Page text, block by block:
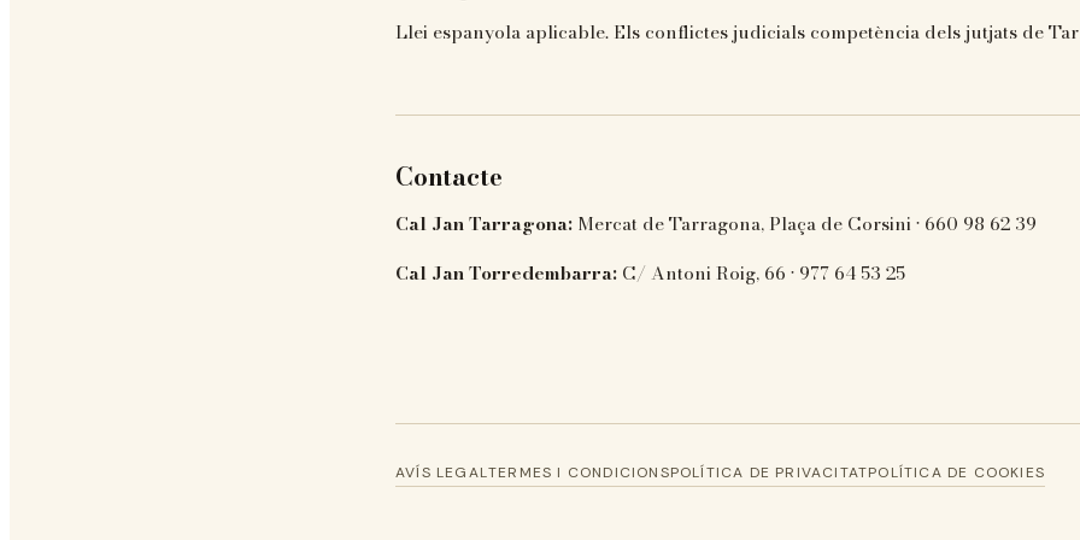
Llei espanyola aplicable. Els conflictes judicials competència dels jutjats de
Contacte
Cal Jan Tarragona: Mercat de Tarragona, Plaça de Corsini · 660 98 62 39
Cal Jan Torredembarra: C/ Antoni Roig, 66 · 977 64 53 25
AVÍS LEGALTERMES I CONDICIONSPOLÍTICA DE PRIVACITATPOLÍTICA DE COOKIES